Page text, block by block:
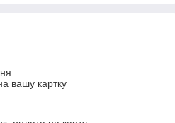
вашу картку